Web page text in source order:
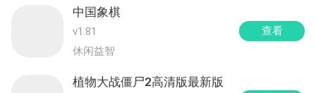
中国象棋
v1.81
休闲益智
查看
植物大战僵尸2高清版最新版